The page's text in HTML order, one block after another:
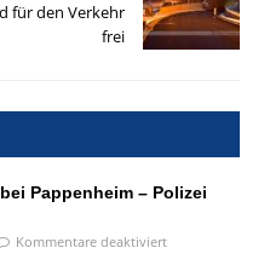
für den Verkehr
frei
Pappenheim – Polizei
Kommentare deaktiviert